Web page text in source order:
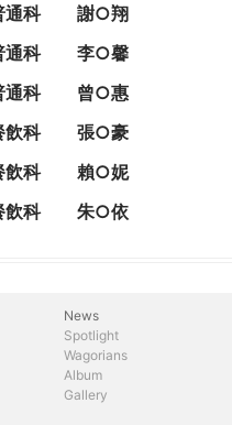
通科
謝○翔
通科
李○馨
通科
曾○惠
飲科
張○豪
飲科
賴○妮
飲科
朱○依
News
Spotlight
Wagorians
Album
Gallery